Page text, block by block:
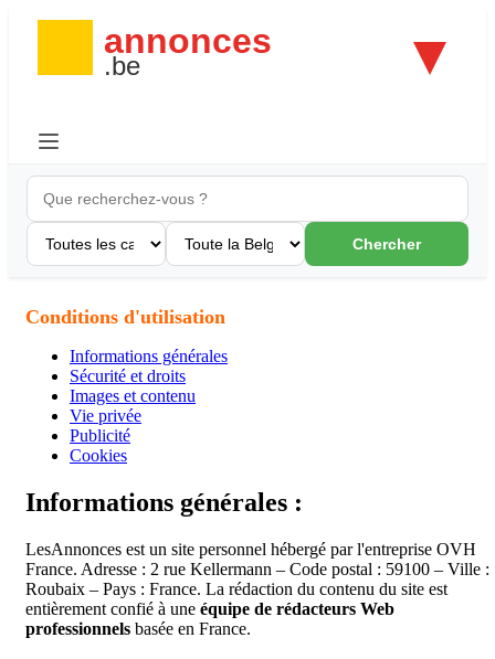
Chercher
Conditions d'utilisation
Informations générales
Sécurité et droits
Images et contenu
Vie privée
Publicité
Cookies
Informations générales :
LesAnnonces est un site personnel hébergé par l'entreprise OVH
France. Adresse : 2 rue Kellermann – Code postal : 59100 – Ville :
Roubaix – Pays : France. La rédaction du contenu du site est
entièrement confié à une équipe de rédacteurs Web
professionnels basée en France.